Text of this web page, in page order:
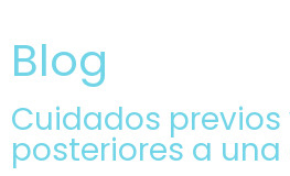
Blog
Cuidados previos
posteriores a